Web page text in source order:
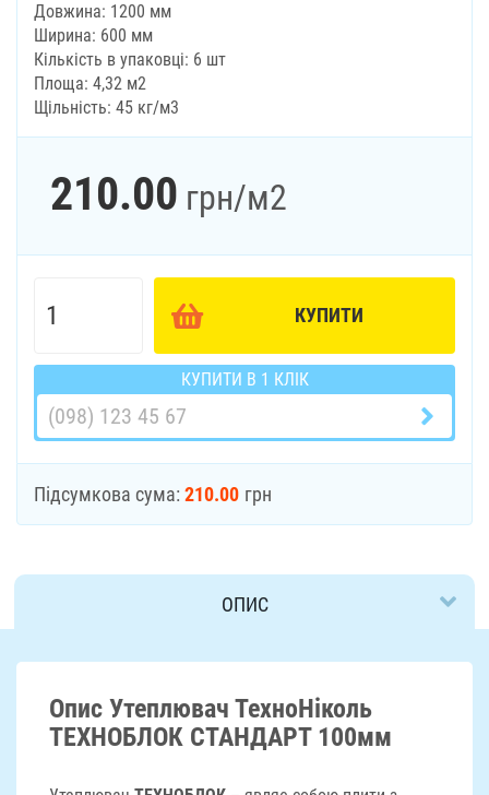
Довжина: 1200 мм
Ширина: 600 мм
Кількість в упаковці: 6 шт
Площа: 4,32 м2
Щільність: 45 кг/м3
210.00 грн/м2
КУПИТИ
КУПИТИ В 1 КЛІК
Підсумкова сума: 210.00 грн
ОПИС
ДОСТАВКА
Опис Утеплювач ТехноНіколь
ТЕХНОБЛОК СТАНДАРТ 100мм